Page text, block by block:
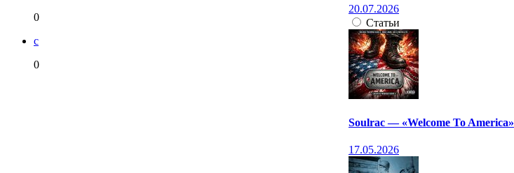
0
c
0
20.07.2026
Статьи
Soulrac — «Welcome To America»
17.05.2026